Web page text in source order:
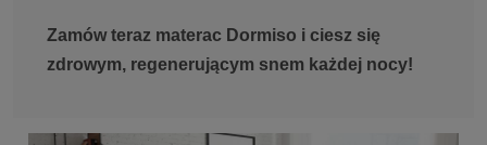
Zamów teraz materac Dormiso i ciesz się
zdrowym, regenerującym snem każdej nocy!